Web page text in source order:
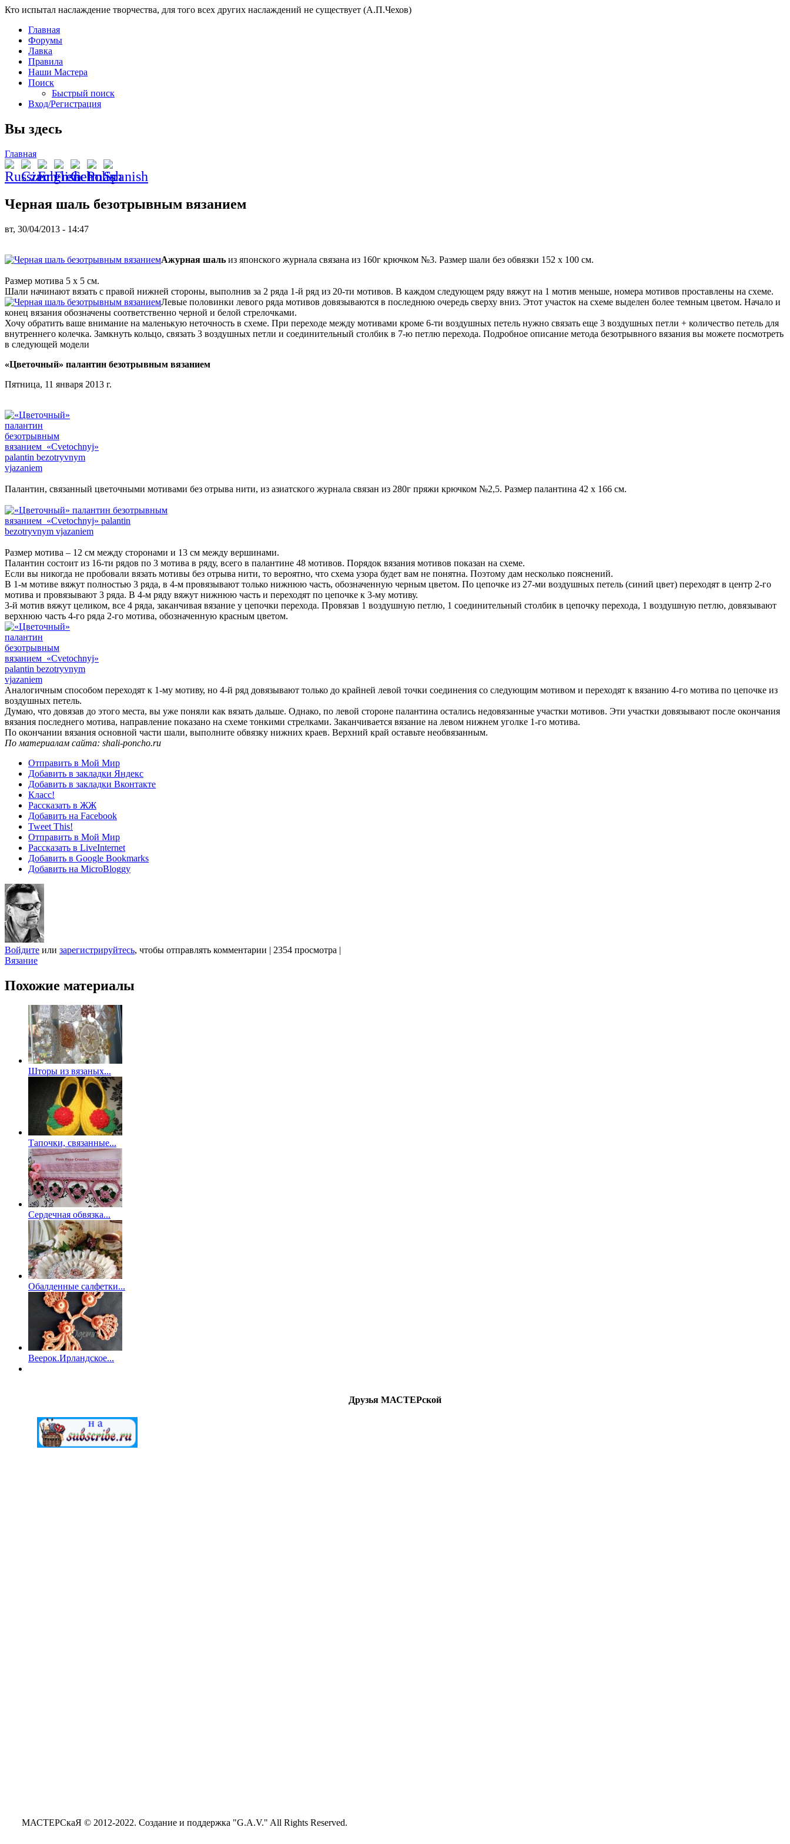
Кто испытал наслаждение творчества, для того всех других наслаждений не существует (А.П.Чехов)
Главная
Форумы
Лавка
Правила
Наши Мастера
Поиск
Быстрый поиск
Вход/Регистрация
Вы здесь
Главная
Черная шаль безотрывным вязанием
вт, 30/04/2013 - 14:47
Ажурная шаль из японского журнала связана из 160г крючком №3. Размер шали без обвязки 152 х 100 см.
Размер мотива 5 х 5 см.
Шали начинают вязать с правой нижней стороны, выполнив за 2 ряда 1-й ряд из 20-ти мотивов. В каждом следующем ряду вяжут на 1 мотив меньше, номера мотивов проставлены на схеме.
Левые половинки левого ряда мотивов довязываются в последнюю очередь сверху вниз. Этот участок на схеме выделен более темным цветом. Начало и
конец вязания обозначены соответственно черной и белой стрелочками.
Хочу обратить ваше внимание на маленькую неточность в схеме. При переходе между мотивами кроме 6-ти воздушных петель нужно связать еще 3 воздушных петли + количество петель для
внутреннего колечка. Замкнуть кольцо, связать 3 воздушных петли и соединительный столбик в 7-ю петлю перехода. Подробное описание метода безотрывного вязания вы можете посмотреть
в следующей модели
«Цветочный» палантин безотрывным вязанием
Пятница, 11 января 2013 г.
Палантин, связанный цветочными мотивами без отрыва нити, из азиатского журнала связан из 280г пряжи крючком №2,5. Размер палантина 42 х 166 см.
Размер мотива – 12 см между сторонами и 13 см между вершинами.
Палантин состоит из 16-ти рядов по 3 мотива в ряду, всего в палантине 48 мотивов. Порядок вязания мотивов показан на схеме.
Если вы никогда не пробовали вязать мотивы без отрыва нити, то вероятно, что схема узора будет вам не понятна. Поэтому дам несколько пояснений.
В 1-м мотиве вяжут полностью 3 ряда, в 4-м провязывают только нижнюю часть, обозначенную черным цветом. По цепочке из 27-ми воздушных петель (синий цвет) переходят в центр 2-го
мотива и провязывают 3 ряда. В 4-м ряду вяжут нижнюю часть и переходят по цепочке к 3-му мотиву.
3-й мотив вяжут целиком, все 4 ряда, заканчивая вязание у цепочки перехода. Провязав 1 воздушную петлю, 1 соединительный столбик в цепочку перехода, 1 воздушную петлю, довязывают
верхнюю часть 4-го ряда 2-го мотива, обозначенную красным цветом.
Аналогичным способом переходят к 1-му мотиву, но 4-й ряд довязывают только до крайней левой точки соединения со следующим мотивом и переходят к вязанию 4-го мотива по цепочке из
воздушных петель.
Думаю, что довязав до этого места, вы уже поняли как вязать дальше. Однако, по левой стороне палантина остались недовязанные участки мотивов. Эти участки довязывают после окончания
вязания последнего мотива, направление показано на схеме тонкими стрелками. Заканчивается вязание на левом нижнем уголке 1-го мотива.
По окончании вязания основной части шали, выполните обвязку нижних краев. Верхний край оставьте необвязанным.
По материалам сайта: shali-poncho.ru
Отправить в Мой Мир
Добавить в закладки Яндекс
Добавить в закладки Вконтакте
Класс!
Рассказать в ЖЖ
Добавить на Facebook
Tweet This!
Отправить в Мой Мир
Рассказать в LiveInternet
Добавить в Google Bookmarks
Добавить на MicroBloggy
Войдите или зарегистрируйтесь, чтобы отправлять комментарии | 2354 просмотра |
Вязание
Похожие материалы
Шторы из вязаных...
Тапочки, связанные...
Сердечная обвязка...
Обалденные салфетки...
Веерок.Ирландское...
Друзья МАСТЕРской
МАСТЕРСкаЯ © 2012-2022. Создание и поддержка "G.A.V." All Rights Reserved.